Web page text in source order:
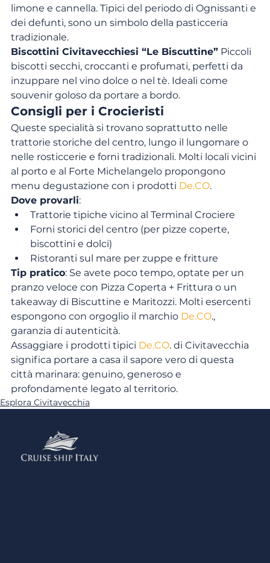
limone e cannella. Tipici del periodo di Ognissanti e
dei defunti, sono un simbolo della pasticceria
tradizionale.
Biscottini Civitavecchiesi “Le Biscuttine” Piccoli
biscotti secchi, croccanti e profumati, perfetti da
inzuppare nel vino dolce o nel tè. Ideali come
souvenir goloso da portare a bordo.
Consigli per i Crocieristi
Queste specialità si trovano soprattutto nelle
trattorie storiche del centro, lungo il lungomare o
nelle rosticcerie e forni tradizionali. Molti locali vicini
al porto e al Forte Michelangelo propongono
menu degustazione con i prodotti De.CO.
Dove provarli:
Trattorie tipiche vicino al Terminal Crociere
Forni storici del centro (per pizze coperte,
biscottini e dolci)
Ristoranti sul mare per zuppe e fritture
Tip pratico: Se avete poco tempo, optate per un
pranzo veloce con Pizza Coperta + Frittura o un
takeaway di Biscuttine e Maritozzi. Molti esercenti
espongono con orgoglio il marchio De.CO.,
garanzia di autenticità.
Assaggiare i prodotti tipici De.CO. di Civitavecchia
significa portare a casa il sapore vero di questa
città marinara: genuino, generoso e
profondamente legato al territorio.
Esplora Civitavecchia